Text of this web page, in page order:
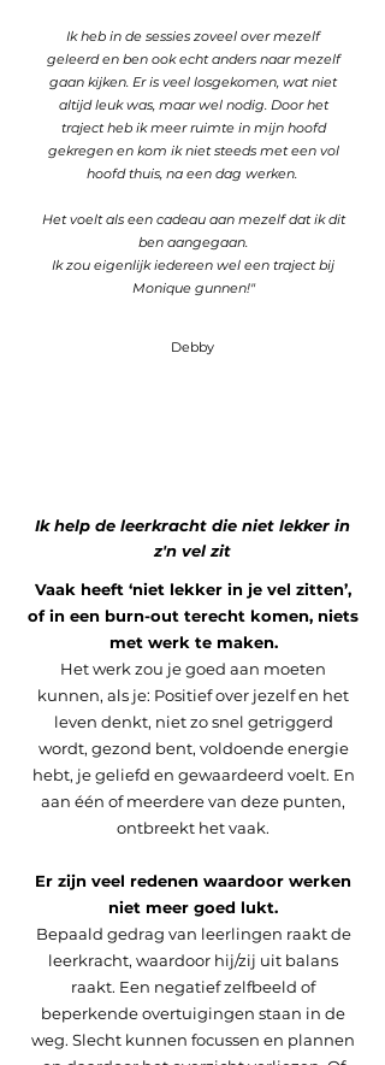
Ik heb in de sessies zoveel over mezelf
geleerd en ben ook echt anders naar mezelf
gaan kijken. Er is veel losgekomen, wat niet
altijd leuk was, maar wel nodig. Door het
traject heb ik meer ruimte in mijn hoofd
gekregen en kom ik niet steeds met een vol
hoofd thuis, na een dag werken.
Het voelt als een cadeau aan mezelf dat ik dit
ben aangegaan.
Ik zou eigenlijk iedereen wel een traject bij
Monique gunnen!"
Debby
Ik help de leerkracht die niet lekker in
z'n vel zit
Vaak heeft ‘niet lekker in je vel zitten’,
of in een burn-out terecht komen, niets
met werk te maken.
Het werk zou je goed aan moeten
kunnen, als je: Positief over jezelf en het
leven denkt, niet zo snel getriggerd
wordt, gezond bent, voldoende energie
hebt, je geliefd en gewaardeerd voelt. En
aan één of meerdere van deze punten,
ontbreekt het vaak.
Er zijn veel redenen waardoor werken
niet meer goed lukt.
Bepaald gedrag van leerlingen raakt de
leerkracht, waardoor hij/zij uit balans
raakt. Een negatief zelfbeeld of
beperkende overtuigingen staan in de
weg. Slecht kunnen focussen en plannen